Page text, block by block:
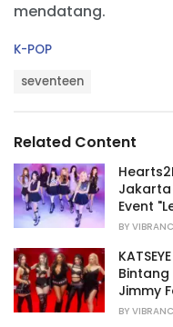
mendatang.
C
r
i
e
s
:
K-POP
:
seventeen
Related Content
Jakarta
Event
BY
Bintang
Jimmy
BY